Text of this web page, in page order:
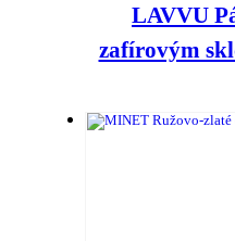
LAVVU
zafírovým